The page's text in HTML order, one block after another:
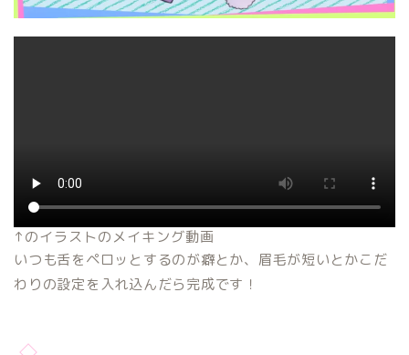
↑のイラストのメイキング動画
いつも舌をペロッとするのが癖とか、眉毛が短いとかこだ
わりの設定を入れ込んだら完成です！